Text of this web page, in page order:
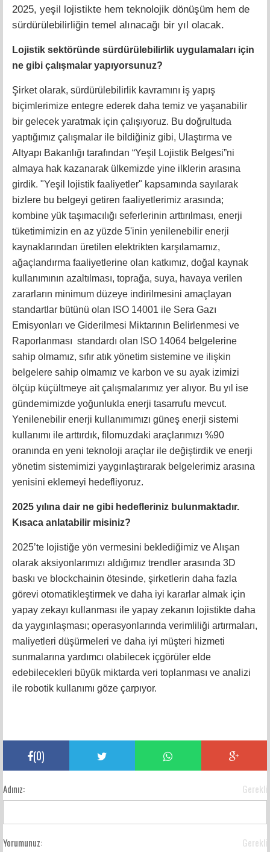
2025, yeşil lojistikte hem teknolojik dönüşüm hem de
sürdürülebilirliğin temel alınacağı bir yıl olacak.
Lojistik sektöründe sürdürülebilirlik uygulamaları için
ne gibi çalışmalar yapıyorsunuz?
Şirket olarak, sürdürülebilirlik kavramını iş yapış
biçimlerimize entegre ederek daha temiz ve yaşanabilir
bir gelecek yaratmak için çalışıyoruz. Bu doğrultuda
yaptığımız çalışmalar ile bildiğiniz gibi, Ulaştırma ve
Altyapı Bakanlığı tarafından “Yeşil Lojistik Belgesi”ni
almaya hak kazanarak ülkemizde yine ilklerin arasına
girdik. "Yeşil lojistik faaliyetler" kapsamında sayılarak
bizlere bu belgeyi getiren faaliyetlerimiz arasında;
kombine yük taşımacılığı seferlerinin arttırılması, enerji
tüketimimizin en az yüzde 5'inin yenilenebilir enerji
kaynaklarından üretilen elektrikten karşılamamız,
ağaçlandırma faaliyetlerine olan katkımız, doğal kaynak
kullanımının azaltılması, toprağa, suya, havaya verilen
zararların minimum düzeye indirilmesini amaçlayan
standartlar bütünü olan ISO 14001 ile Sera Gazı
Emisyonları ve Giderilmesi Miktarının Belirlenmesi ve
Raporlanması standardı olan ISO 14064 belgelerine
sahip olmamız, sıfır atık yönetim sistemine ve ilişkin
belgelere sahip olmamız ve karbon ve su ayak izimizi
ölçüp küçültmeye ait çalışmalarımız yer alıyor. Bu yıl ise
gündemimizde yoğunlukla enerji tasarrufu mevcut.
Yenilenebilir enerji kullanımımızı güneş enerji sistemi
kullanımı ile arttırdık, filomuzdaki araçlarımızı %90
oranında en yeni teknoloji araçlar ile değiştirdik ve enerji
yönetim sistemimizi yaygınlaştırarak belgelerimiz arasına
yenisini eklemeyi hedefliyoruz.
2025 yılına dair ne gibi hedefleriniz bulunmaktadır.
Kısaca anlatabilir misiniz?
2025’te lojistiğe yön vermesini beklediğimiz ve Alışan
olarak aksiyonlarımızı aldığımız trendler arasında 3D
baskı ve blockchainin ötesinde, şirketlerin daha fazla
görevi otomatikleştirmek ve daha iyi kararlar almak için
yapay zekayı kullanması ile yapay zekanın lojistikte daha
da yaygınlaşması; operasyonlarında verimliliği artırmaları,
maliyetleri düşürmeleri ve daha iyi müşteri hizmeti
sunmalarına yardımcı olabilecek içgörüler elde
edebilecekleri büyük miktarda veri toplanması ve analizi
ile robotik kullanımı göze çarpıyor.
(0)
Adınız: Gerekli
Yorumunuz: Gerekli